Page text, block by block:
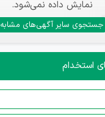
نمایش داده نمی‌شود.
جستجوی سایر آگهی‌های مشابه
استخدام